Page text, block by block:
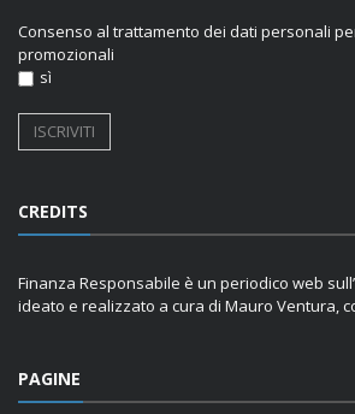
Consenso al trattamento dei dati personali
promozionali
sì
CREDITS
Finanza Responsabile è un periodico web
ideato e realizzato a cura di Mauro Ventura,
PAGINE